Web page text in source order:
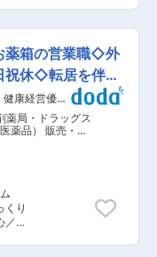
社や
、人
調整
告業
図
は工
定通
は
で
理
す
■
40
ある
薬箱の営業職◇外
祝休◇転居を伴う
康経営優良
薬局・ドラッグス
薬品） 販売・接
くり
／残